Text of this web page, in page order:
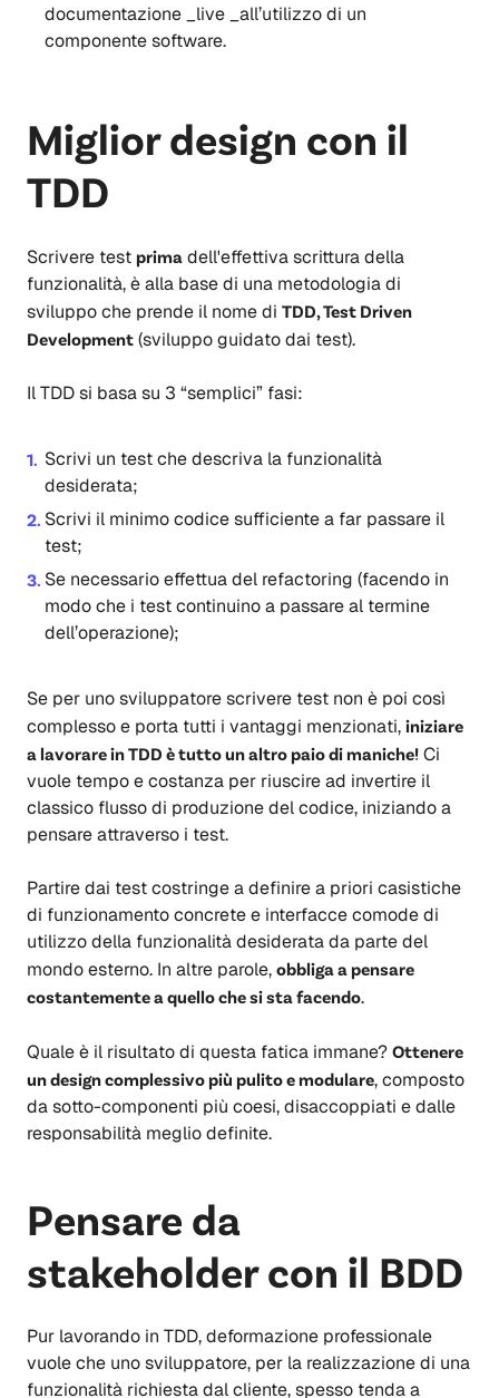
documentazione _live _all’utilizzo di un
componente software.
Miglior design con il
TDD
Scrivere test prima dell'effettiva scrittura della
funzionalità, è alla base di una metodologia di
sviluppo che prende il nome di TDD, Test Driven
Development (sviluppo guidato dai test).
Il TDD si basa su 3 “semplici” fasi:
Scrivi un test che descriva la funzionalità
desiderata;
Scrivi il minimo codice sufficiente a far passare il
test;
Se necessario effettua del refactoring (facendo in
modo che i test continuino a passare al termine
dell’operazione);
Se per uno sviluppatore scrivere test non è poi così
complesso e porta tutti i vantaggi menzionati, iniziare
a lavorare in TDD è tutto un altro paio di maniche! Ci
vuole tempo e costanza per riuscire ad invertire il
classico flusso di produzione del codice, iniziando a
pensare attraverso i test.
Partire dai test costringe a definire a priori casistiche
di funzionamento concrete e interfacce comode di
utilizzo della funzionalità desiderata da parte del
mondo esterno. In altre parole, obbliga a pensare
costantemente a quello che si sta facendo.
Quale è il risultato di questa fatica immane? Ottenere
un design complessivo più pulito e modulare, composto
da sotto-componenti più coesi, disaccoppiati e dalle
responsabilità meglio definite.
Pensare da
stakeholder con il BDD
Pur lavorando in TDD, deformazione professionale
vuole che uno sviluppatore, per la realizzazione di una
funzionalità richiesta dal cliente, spesso tenda a